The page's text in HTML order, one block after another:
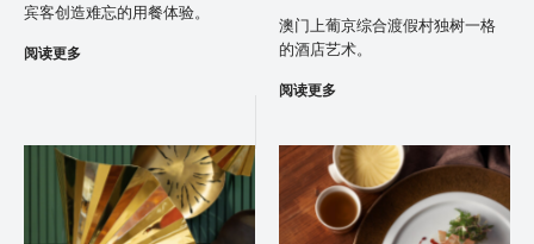
宾客创造难忘的用餐体验。
阅读更多
澳门上葡京综合渡假村独树一格
的酒店艺术。
阅读更多